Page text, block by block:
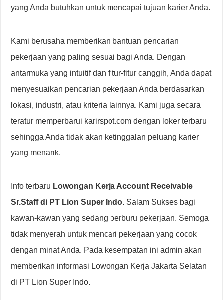
yang Anda butuhkan untuk mencapai tujuan karier Anda.
Kami berusaha memberikan bantuan pencarian
pekerjaan yang paling sesuai bagi Anda. Dengan
antarmuka yang intuitif dan fitur-fitur canggih, Anda dapat
menyesuaikan pencarian pekerjaan Anda berdasarkan
lokasi, industri, atau kriteria lainnya. Kami juga secara
teratur memperbarui karirspot.com dengan loker terbaru
sehingga Anda tidak akan ketinggalan peluang karier
yang menarik.
Info terbaru Lowongan Kerja Account Receivable
Sr.Staff di PT Lion Super Indo. Salam Sukses bagi
kawan-kawan yang sedang berburu pekerjaan. Semoga
tidak menyerah untuk mencari pekerjaan yang cocok
dengan minat Anda. Pada kesempatan ini admin akan
memberikan informasi Lowongan Kerja Jakarta Selatan
di PT Lion Super Indo.